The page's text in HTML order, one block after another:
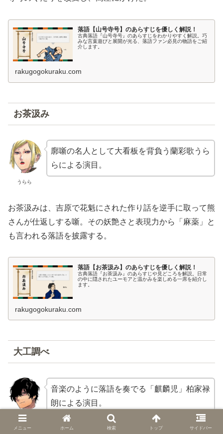
落語【山号寺号】のあらすじを優しく解説！
古典落語『山号寺号』のあらすじをわかりやすく解説。巧
みな言葉遊びと展開が光る、落語ファン必見の物語をご紹
介します。
rakugogokuraku.com
お茶汲み
うらら
廓噺の名人として大看板を背負う蘭彩歌うら
らによる演目。
お茶汲みは、吉原で花魁にされた作り話を逆手に取って熊
さんが仕返しする噺。その妖艶さと表現力から「麻薬」と
も言われる落語を披露する。
落語【お茶汲み】のあらすじを優しく解説！
古典落語『お茶汲み』のあらすじや見どころを解説。日常
の中に隠されたユーモアと温かみを楽しめる一席を紹介し
ます。
rakugogokuraku.com
大工調べ
禄朗
音楽のように落語を奏でる「麒麟児」柏家禄
朗による演目。
メニュー ホーム 検索 トップ サイドバー